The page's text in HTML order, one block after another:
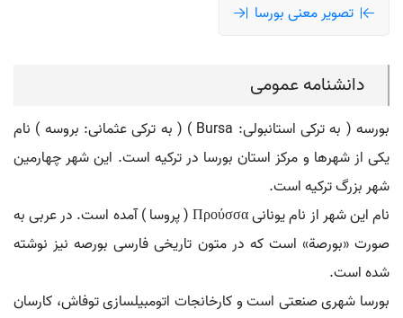
تصویر معنی بورسا
دانشنامه عمومی
بورسه ( به ترکی استانبولی: Bursa ) ( به ترکی عثمانی: بروسه ) نام
یکی از شهرها و مرکز استان بورسا در ترکیه است. این شهر چهارمین
شهر بزرگ ترکیه است.
نام این شهر از نام یونانی Προύσσα ( پروسا ) آمده است. در عربی به
صورت «بورصة» است که در متون تاریخی فارسی بورصه نیز نوشته
شده است.
بورسا شهری صنعتی است و کارخانجات اتومبیلسازی توفاش، کارسان